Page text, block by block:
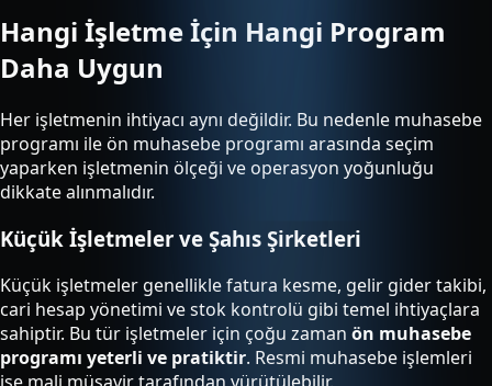
Hangi İşletme İçin Hangi Program
Daha Uygun
Her işletmenin ihtiyacı aynı değildir. Bu nedenle muhasebe
programı ile ön muhasebe programı arasında seçim
yaparken işletmenin ölçeği ve operasyon yoğunluğu
dikkate alınmalıdır.
Küçük İşletmeler ve Şahıs Şirketleri
Küçük işletmeler genellikle fatura kesme, gelir gider takibi,
cari hesap yönetimi ve stok kontrolü gibi temel ihtiyaçlara
sahiptir. Bu tür işletmeler için çoğu zaman ön muhasebe
programı yeterli ve pratiktir. Resmi muhasebe işlemleri
ise mali müşavir tarafından yürütülebilir.